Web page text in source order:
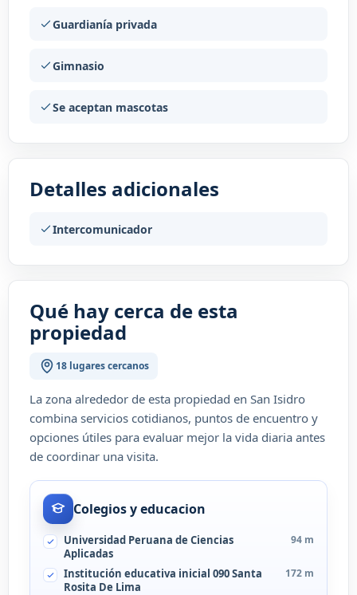
Guardianía privada
Gimnasio
Se aceptan mascotas
Detalles adicionales
Intercomunicador
Qué hay cerca de esta
propiedad
18 lugares cercanos
La zona alrededor de esta propiedad en San Isidro
combina servicios cotidianos, puntos de encuentro y
opciones útiles para evaluar mejor la vida diaria antes
de coordinar una visita.
Colegios y educacion
Universidad Peruana de Ciencias
Aplicadas
94 m
Institución educativa inicial 090 Santa
Rosita De Lima
172 m